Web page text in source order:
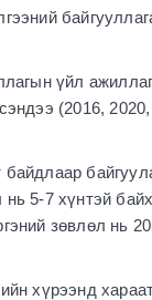
үйл
(2016,
5-7 хүнтэй
зөвлөл нь
хүрээнд